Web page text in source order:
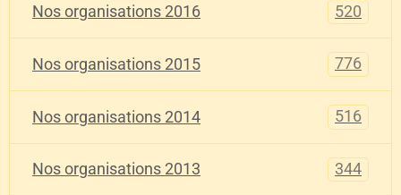
Nos organisations 2016 520
Nos organisations 2015 776
Nos organisations 2014 516
Nos organisations 2013 344